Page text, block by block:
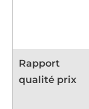
Rapport
qualité prix